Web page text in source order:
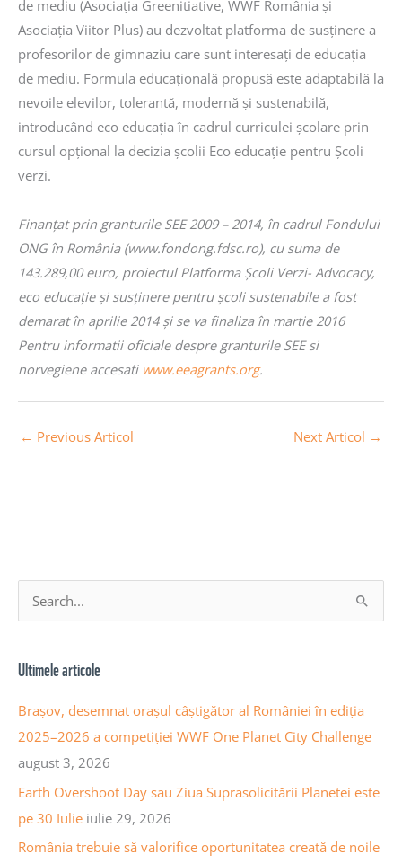
de mediu (Asociația Greenitiative, WWF România și
Asociația Viitor Plus) au dezvoltat platforma de susținere a
profesorilor de gimnaziu care sunt interesați de educația
de mediu. Formula educațională propusă este adaptabilă la
nevoile elevilor, tolerantă, modernă și sustenabilă,
introducând eco educația în cadrul curriculei școlare prin
cursul opțional la decizia școlii Eco educație pentru Școli
verzi.
Finanţat prin granturile SEE 2009 – 2014, în cadrul Fondului
ONG în România (www.fondong.fdsc.ro), cu suma de
143.289,00 euro, proiectul Platforma Școli Verzi- Advocacy,
eco educație și susținere pentru școli sustenabile a fost
demarat în aprilie 2014 și se va finaliza în martie 2016
Pentru informatii oficiale despre granturile SEE si
norvegiene accesati www.eeagrants.org.
← Previous Articol Next Articol →
r
c
h
f
o
r
:
Ultimele articole
Brașov, desemnat orașul câștigător al României în ediția
2025–2026 a competiției WWF One Planet City Challenge
august 3, 2026
Earth Overshoot Day sau Ziua Suprasolicitării Planetei este
pe 30 Iulie iulie 29, 2026
România trebuie să valorifice oportunitatea creată de noile
r
i
t
i
c